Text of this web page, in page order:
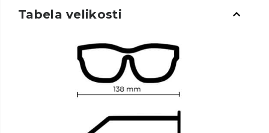
Tabela velikosti